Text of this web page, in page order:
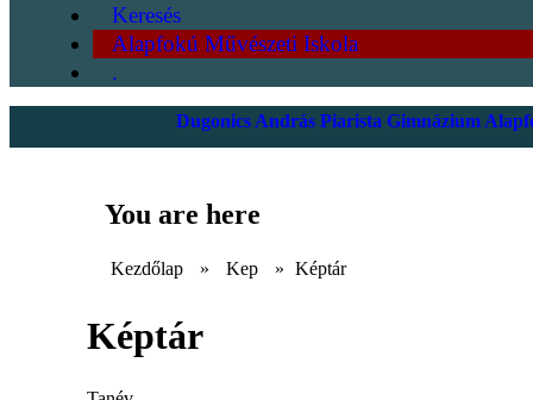
Keresés
Alapfokú Művészeti Iskola
.
Dugonics András Piarista Gimnázium
You are here
Kezdőlap » Kep » Képtár
Képtár